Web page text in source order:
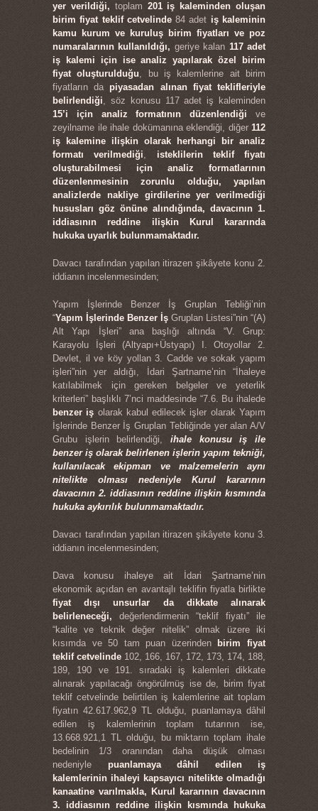
yer verildiği, toplam 201 iş kaleminden oluşan
birim fiyat teklif cetvelinde84 adet iş kaleminin
kamu kurum ve kuruluş birim fiyatları ve poz
numaralarının kullanıldığı, geriye kalan 117 adet
iş kalemi için ise analiz yapılarak özel birim
fiyat oluşturulduğu, bu iş kalemlerine ait birim
fiyatların da piyasadan alınan fiyat teklifleriyle
belirlendiği, söz konusu 117 adet iş kaleminden
15’i için analiz formatının düzenlendiği ve
zeyilname ile ihale dokümanına eklendiği, diğer 112
iş kalemine ilişkin olarak herhangi bir analiz
formatı verilmediği, isteklilerin teklif fiyatı
oluşturabilmesi için analiz formatlarının
düzenlenmesinin zorunlu olduğu, yapılan
analizlerde nakliye girdilerine yer verilmediği
hususları göz önüne alındığında, davacının 1.
iddiasının reddine ilişkin Kurul kararında
hukuka uyarlık bulunmamaktadır.
Davacı tarafından yapılan itirazen şikâyete konu 2.
iddianın incelenmesinden;
Yapım İşlerinde Benzer İş Gruplan Tebliği’nin
“Yapım İşlerinde Benzer İş Gruplan Listesi”nin “(A)
Alt Yapı İşleri” ana başlığı altında “V. Grup:
Karayolu İşleri (Altyapı+Üstyapı) I. Otoyollar 2.
Devlet, il ve köy yollan 3. Cadde ve sokak yapım
işleri”nin yer aldığı, İdari Şartname’nin “İhaleye
katılabilmek için gereken belgeler ve yeterlik
kriterleri” başlıklı 7’nci maddesinde “7.6. Bu ihalede
benzer iş olarak kabul edilecek işler olarak Yapım
İşlerinde Benzer İş Gruplan Tebliğinde yer alan A/V
Grubu işlerin belirlendiği, ihale konusu iş ile
benzer iş olarak belirlenen işlerin yapım tekniği,
kullanılacak ekipman ve malzemelerin aynı
nitelikte olması nedeniyle Kurul kararının
davacının 2. iddiasının reddine ilişkin kısmında
hukuka aykırılık bulunmamaktadır.
Davacı tarafından yapılan itirazen şikâyete konu 3.
iddianın incelenmesinden;
Dava konusu ihaleye ait İdari Şartname’nin
ekonomik açıdan en avantajlı teklifin fiyatla birlikte
fiyat dışı unsurlar da dikkate alınarak
belirleneceği, değerlendirmenin “teklif fiyatı” ile
“kalite ve teknik değer nitelik” olmak üzere iki
kısımda ve 50 tam puan üzerinden
birim fiyat
teklif cetvelinde 102, 166, 167, 172, 173, 174, 188,
189, 190 ve 191. sıradaki iş kalemleri dikkate
alınarak yapılacağı öngörülmüş ise de, birim fiyat
teklif cetvelinde belirtilen iş kalemlerine ait toplam
fiyatın 42.617.962,9 TL olduğu, puanlamaya dâhil
edilen iş kalemlerinin toplam tutarının ise,
13.668.921,1 TL olduğu, bu miktarın toplam ihale
bedelinin 1/3 oranından daha düşük olması
nedeniyle puanlamaya dâhil edilen iş
kalemlerinin ihaleyi kapsayıcı nitelikte olmadığı
kanaatine varılmakla, Kurul kararının davacının
3. iddiasının reddine ilişkin kısmında hukuka